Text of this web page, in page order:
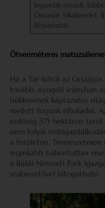
legszebb részeit,
Ómassát, Lillafüredet,
Répáshutát.
Ötvenméteres
Ha a Tar-kőtől az
tovább, nyugati irányban
bükkösének káprázatos
mellett fogunk elhaladni.
erdőség 375 hektáron
nem folyik
a területen.
leginkább háborítatlan
a Bükki Nemzeti Park
szakvezetővel látogatható.